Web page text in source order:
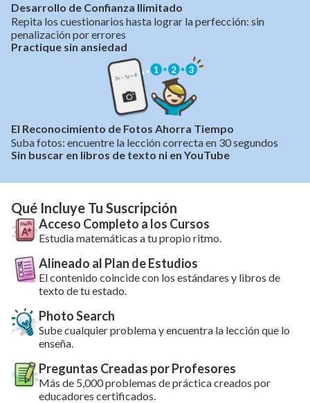
Desarrollo de Confianza Ilimitado
Repita los cuestionarios hasta lograr la perfección: sin
penalización por errores
Practique sin ansiedad
El Reconocimiento de Fotos Ahorra Tiempo
Suba fotos: encuentre la lección correcta en 30 segundos
Sin buscar en libros de texto ni en YouTube
Qué Incluye Tu Suscripción
Acceso Completo a los Cursos
Estudia matemáticas a tu propio ritmo.
Alineado al Plan de Estudios
El contenido coincide con los estándares y libros de
texto de tu estado.
Photo Search
Sube cualquier problema y encuentra la lección que lo
enseña.
Preguntas Creadas por Profesores
Más de 5,000 problemas de práctica creados por
educadores certificados.